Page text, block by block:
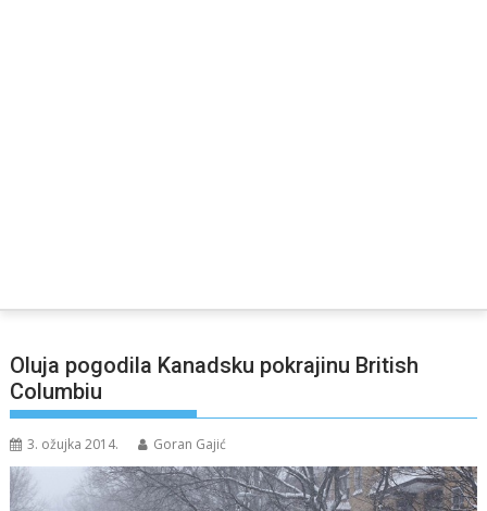
Oluja pogodila Kanadsku pokrajinu British
Columbiu
3. ožujka 2014. Goran Gajić